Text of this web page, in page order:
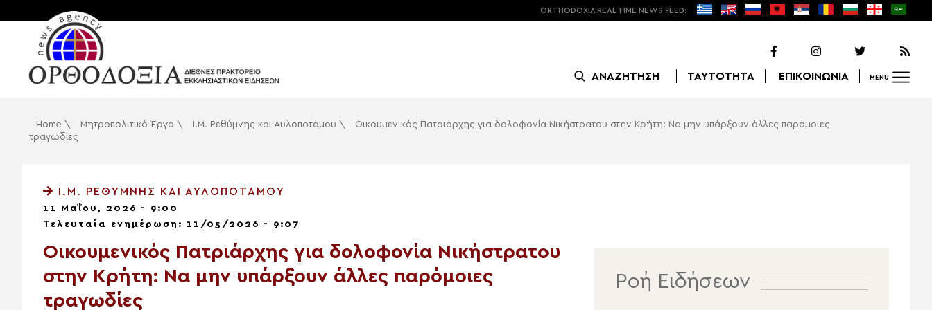
ORTHODOXIA REAL TIME NEWS FEED:
ΑΝΑΖΗΤΗΣΗ ΤΑΥΤΟΤΗΤΑ ΕΠΙΚΟΙΝΩΝΙΑ MENU
Αναζήτηση
Home \ Μητροπολιτικό Έργο \ Ι.Μ. Ρεθύμνης και Αυλοποτάμου \
Οικουμενικός Πατριάρχης για δολοφονία Νικήστρατου στην Κρήτη: Να μην υπάρξουν άλλες παρόμοιες
τραγωδίες
Ι.Μ. ΡΕΘΎΜΝΗΣ ΚΑΙ ΑΥΛΟΠΟΤΆΜΟΥ
11 Μαΐου, 2026 - 9:00
Τελευταία ενημέρωση: 11/05/2026 - 9:07
Οικουμενικός Πατριάρχης για δολοφονία Νικήστρατου
στην Κρήτη: Να μην υπάρξουν άλλες παρόμοιες
τραγωδίες
Ροή Ειδήσεων